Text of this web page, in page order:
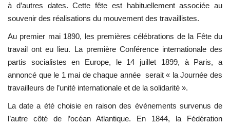
Mouvement de la jeunesse de
La Bourse Nasser pour le leadership
international
Actualités
Équipe de travail
à d’autres dates. Cette fête est habituellement associée au
souvenir des réalisations du mouvement des travaillistes.
Au premier mai 1890, les premières célébrations de la Fête du
travail ont eu lieu. La première Conférence internationale des
partis socialistes en Europe, le 14 juillet 1899, à Paris, a
annoncé que le 1 mai de chaque année serait « la Journée des
travailleurs de l’unité internationale et de la solidarité ».
La date a été choisie en raison des événements survenus de
l’autre côté de l’océan Atlantique. En 1844, la Fédération